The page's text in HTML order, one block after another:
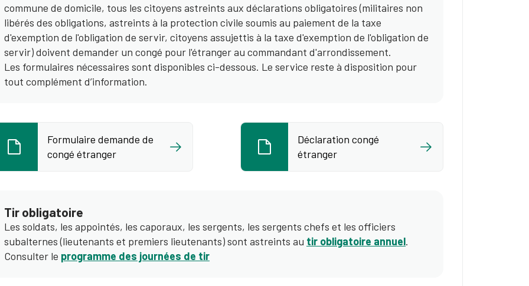
commune de domicile, tous les citoyens astreints aux déclarations obligatoires (militaires non
libérés des obligations, astreints à la protection civile soumis au paiement de la taxe
d'exemption de l'obligation de servir, citoyens assujettis à la taxe d'exemption de l'obligation de
servir) doivent demander un congé pour l'étranger au commandant d'arrondissement.
Les formulaires nécessaires sont disponibles ci-dessous. Le service reste à disposition pour
tout complément d’information.
Formulaire demande de
congé étranger
Déclaration congé
étranger
Tir obligatoire
Les soldats, les appointés, les caporaux, les sergents, les sergents chefs et les officiers
subalternes (lieutenants et premiers lieutenants) sont astreints au tir obligatoire annuel.
Consulter le programme des journées de tir